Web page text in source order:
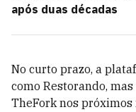
após duas décadas
No curto prazo, a
como Restorando,
TheFork nos próximos